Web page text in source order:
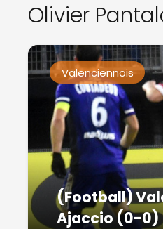
Olivier
Valenciennois
(Football)
Ajaccio (0-0)